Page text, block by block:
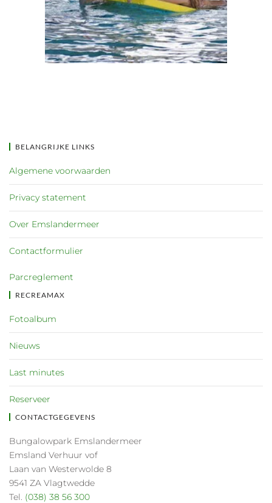
BELANGRIJKE LINKS
Algemene voorwaarden
Privacy statement
Over Emslandermeer
Contactformulier
Parcreglement
RECREAMAX
Fotoalbum
Nieuws
Last minutes
Reserveer
CONTACTGEGEVENS
Bungalowpark Emslandermeer
Emsland Verhuur vof
Laan van Westerwolde 8
9541 ZA Vlagtwedde
Tel. (038) 38 56 300